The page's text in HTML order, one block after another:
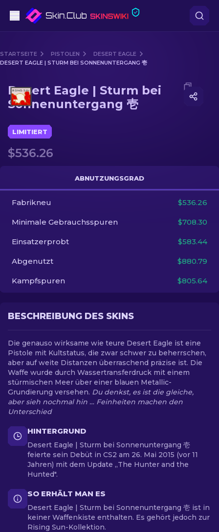
Mittelklasse
Gewehr
Messer
Kisten
DE
STARTSEITE PISTOLEN
DESERT EAGLE
DESERT EAGLE | STURM BEI SONNENUNTERGANG 壱
Media of Desert Eagle | Sturm bei Sonnenuntergang
Desert Eagle | Sturm bei
Sonnenuntergang 壱
LIMITIERT
$536.26
ABNUTZUNGSGRAD
Fabrikneu $536.26
Minimale Gebrauchsspuren $708.30
Einsatzerprobt $583.44
Abgenutzt $880.79
Kampfspuren $805.64
BESCHREIBUNG DES SKINS
Die genauso wirksame wie teure Desert Eagle ist eine
Pistole mit Kultstatus, die zwar schwer zu beherrschen,
aber auf weite Distanzen überraschend präzise ist. Die
Waffe wurde durch Wassertransferdruck mit einem
stürmischen Meer über einer blauen Metallic-
Grundierung versehen. Du denkst, es ist die gleiche,
aber sieh nochmal hin … Feinheiten machen den
Unterschied
HINTERGRUND
Desert Eagle | Sturm bei Sonnenuntergang 壱
feierte sein Debüt in CS2 am 26. Mai 2015 (vor 11
Jahren) mit dem Update „The Hunter and the
Hunted".
SO ERHÄLT MAN ES
Desert Eagle | Sturm bei Sonnenuntergang 壱 ist in
keiner Waffenkiste enthalten. Es gehört jedoch zur
Rising Sun-Kollektion.